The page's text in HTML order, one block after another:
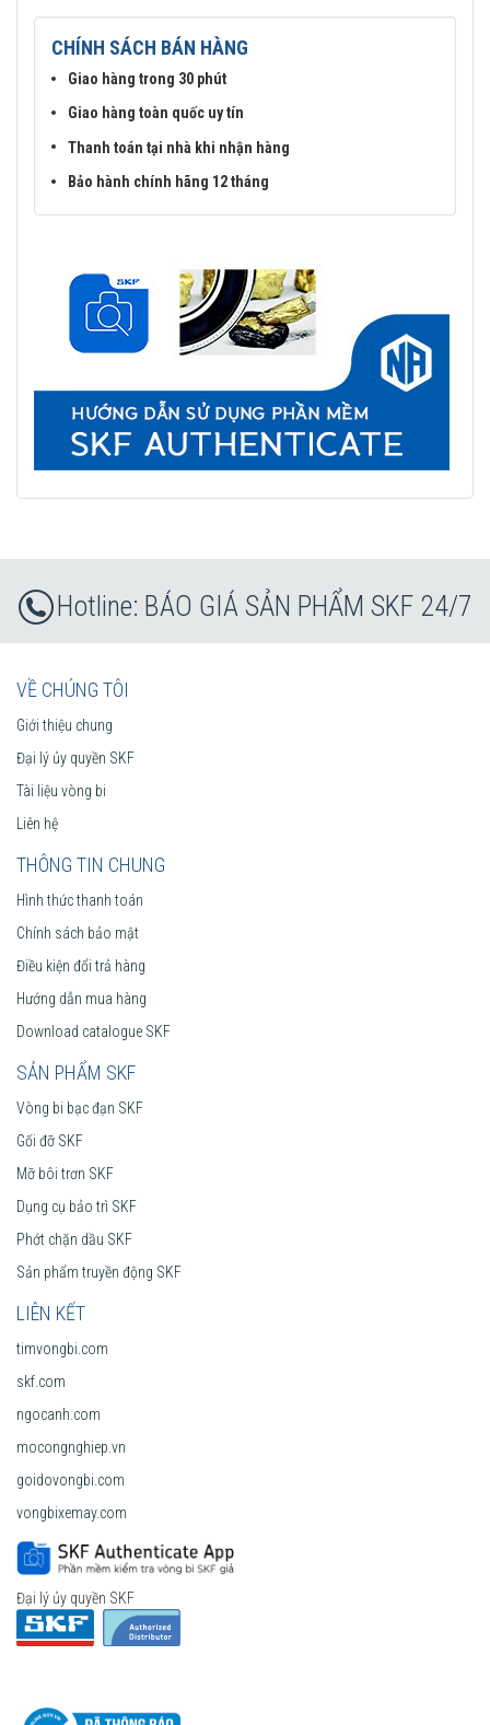
CHÍNH SÁCH BÁN HÀNG
Giao hàng trong 30 phút
Giao hàng toàn quốc uy tín
Thanh toán tại nhà khi nhận hàng
Bảo hành chính hãng 12 tháng
BÁO GIÁ SẢN PHẨM SKF 24/7
VỀ CHÚNG TÔI
Giới thiệu chung
Đại lý ủy quyền SKF
Tài liệu vòng bi
Liên hệ
THÔNG TIN CHUNG
Hình thức thanh toán
Chính sách bảo mật
Điều kiện đổi trả hàng
Hướng dẫn mua hàng
Download catalogue SKF
SẢN PHẨM SKF
Vòng bi bạc đạn SKF
Gối đỡ SKF
Mỡ bôi trơn SKF
Dụng cụ bảo trì SKF
Phớt chặn dầu SKF
Sản phẩm truyền động SKF
LIÊN KẾT
timvongbi.com
skf.com
ngocanh.com
mocongnghiep.vn
goidovongbi.com
vongbixemay.com
Đại lý ủy quyền SKF